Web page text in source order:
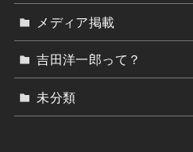
メディア掲載
吉田洋一郎って？
未分類